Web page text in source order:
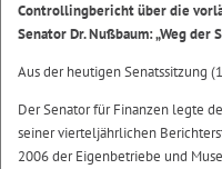
Controllingbericht über die
Senator Dr. Nußbaum: „Weg
Aus der heutigen Senatssitzung
Der Senator für Finanzen legte
seiner vierteljährlichen
2006 der Eigenbetriebe und